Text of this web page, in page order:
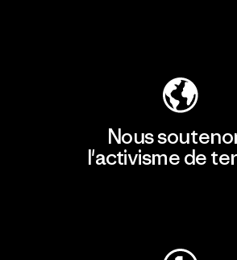
Nous
l'activisme de